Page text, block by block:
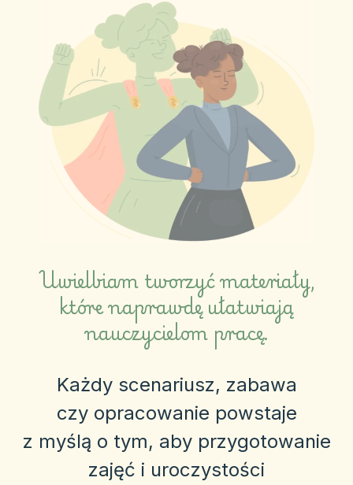
Uwielbiam tworzyć materiały,
które naprawdę ułatwiają
nauczycielom pracę.
Każdy scenariusz, zabawa
czy opracowanie powstaje
z myślą o tym, aby przygotowanie
zajęć i uroczystości